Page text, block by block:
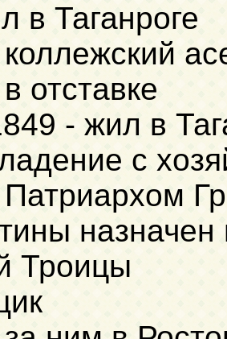
в Таганроге
отставке
- жил в
с
Троицы